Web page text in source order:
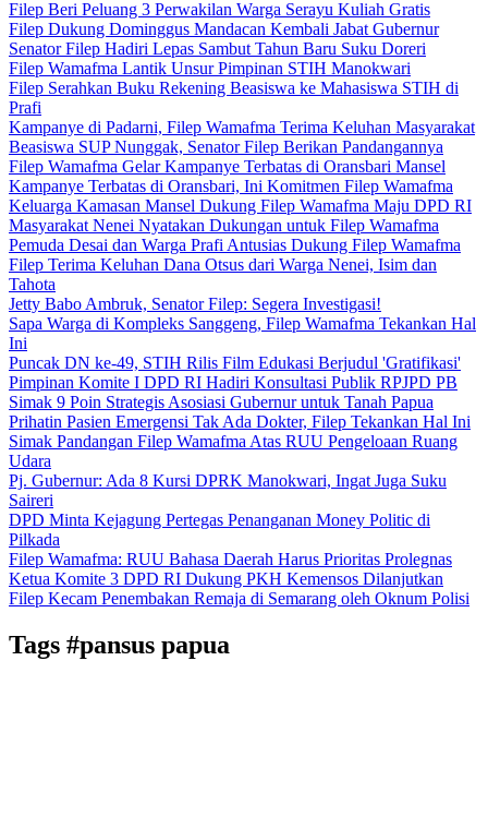
Filep Beri Peluang 3 Perwakilan Warga Serayu Kuliah Gratis
Filep Dukung Dominggus Mandacan Kembali Jabat Gubernur
Senator Filep Hadiri Lepas Sambut Tahun Baru Suku Doreri
Filep Wamafma Lantik Unsur Pimpinan STIH Manokwari
Filep Serahkan Buku Rekening Beasiswa ke Mahasiswa STIH di
Prafi
Kampanye di Padarni, Filep Wamafma Terima Keluhan Masyarakat
Beasiswa SUP Nunggak, Senator Filep Berikan Pandangannya
Filep Wamafma Gelar Kampanye Terbatas di Oransbari Mansel
Kampanye Terbatas di Oransbari, Ini Komitmen Filep Wamafma
Keluarga Kamasan Mansel Dukung Filep Wamafma Maju DPD RI
Masyarakat Nenei Nyatakan Dukungan untuk Filep Wamafma
Pemuda Desai dan Warga Prafi Antusias Dukung Filep Wamafma
Filep Terima Keluhan Dana Otsus dari Warga Nenei, Isim dan
Tahota
Jetty Babo Ambruk, Senator Filep: Segera Investigasi!
Sapa Warga di Kompleks Sanggeng, Filep Wamafma Tekankan Hal
Ini
Puncak DN ke-49, STIH Rilis Film Edukasi Berjudul 'Gratifikasi'
Pimpinan Komite I DPD RI Hadiri Konsultasi Publik RPJPD PB
Simak 9 Poin Strategis Asosiasi Gubernur untuk Tanah Papua
Prihatin Pasien Emergensi Tak Ada Dokter, Filep Tekankan Hal Ini
Simak Pandangan Filep Wamafma Atas RUU Pengeloaan Ruang
Udara
Pj. Gubernur: Ada 8 Kursi DPRK Manokwari, Ingat Juga Suku
Saireri
DPD Minta Kejagung Pertegas Penanganan Money Politic di
Pilkada
Filep Wamafma: RUU Bahasa Daerah Harus Prioritas Prolegnas
Ketua Komite 3 DPD RI Dukung PKH Kemensos Dilanjutkan
Filep Kecam Penembakan Remaja di Semarang oleh Oknum Polisi
Tags #pansus papua